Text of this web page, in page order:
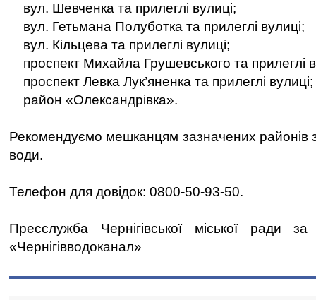
вул. Шевченка та прилеглі вулиці;
вул. Гетьмана Полуботка та прилеглі вулиці;
вул. Кільцева та прилеглі вулиці;
проспект Михайла Грушевського та прилеглі
проспект Левка Лук’яненка та прилеглі вулиці;
район «Олександрівка».
Рекомендуємо мешканцям зазначених районів
води.
Телефон для довідок: 0800-50-93-50.
Пресслужба Чернігівської міської ради
«Чернігівводоканал»